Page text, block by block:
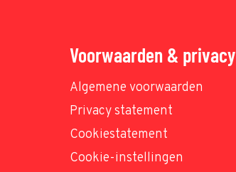
Voorwaarden & privacy
Algemene voorwaarden
Privacy statement
Cookiestatement
Cookie-instellingen